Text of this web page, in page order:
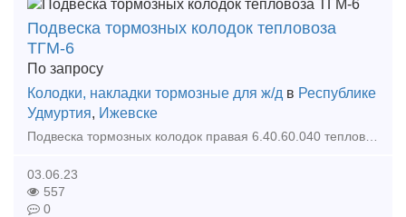
Подвеска тормозных колодок тепловоза
ТГМ-6
По запросу
Колодки, накладки тормозные для ж/д в Республике
Удмуртия, Ижевске
03.06.23
557
0